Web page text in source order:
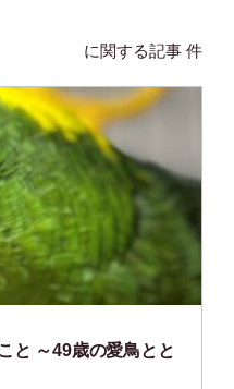
に関する記事 件
と ～49歳の愛鳥とと